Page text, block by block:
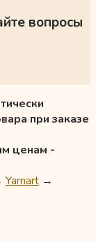
вопросы
при заказе
ценам -
Yarnart →